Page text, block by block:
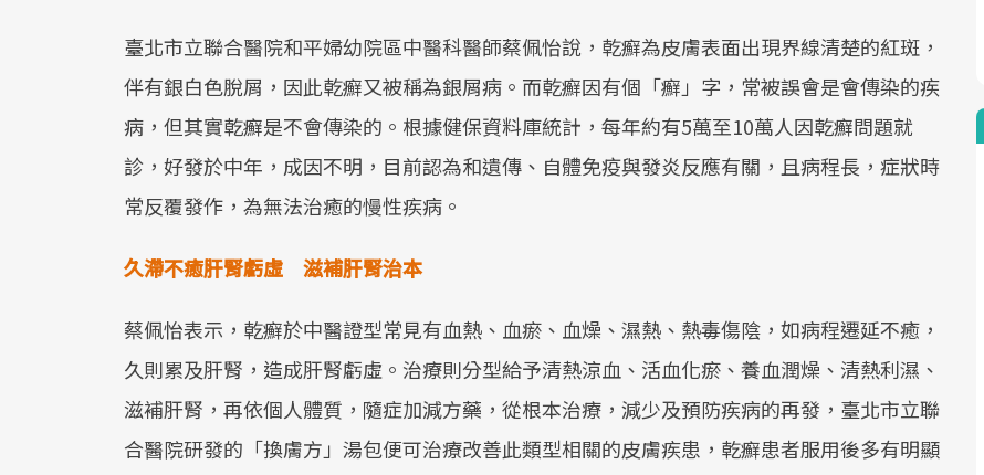
臺北市立聯合醫院和平婦幼院區中醫科醫師蔡佩怡說，乾癬為皮膚表面出現界線清楚的紅斑，
伴有銀白色脫屑，因此乾癬又被稱為銀屑病。而乾癬因有個「癬」字，常被誤會是會傳染的疾
病，但其實乾癬是不會傳染的。根據健保資料庫統計，每年約有5萬至10萬人因乾癬問題就
診，好發於中年，成因不明，目前認為和遺傳、自體免疫與發炎反應有關，且病程長，症狀時
常反覆發作，為無法治癒的慢性疾病。
久滯不癒肝腎虧虛 滋補肝腎治本
蔡佩怡表示，乾癬於中醫證型常見有血熱、血瘀、血燥、濕熱、熱毒傷陰，如病程遷延不癒，
久則累及肝腎，造成肝腎虧虛。治療則分型給予清熱涼血、活血化瘀、養血潤燥、清熱利濕、
滋補肝腎，再依個人體質，隨症加減方藥，從根本治療，減少及預防疾病的再發，臺北市立聯
合醫院研發的「換膚方」湯包便可治療改善此類型相關的皮膚疾患，乾癬患者服用後多有明顯
前往專題
前往專題
前往專題